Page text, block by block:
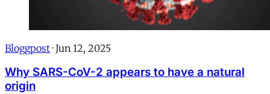
Bloggpost · Jun 12, 2025
Why SARS-CoV-2 appears to have a natural
origin